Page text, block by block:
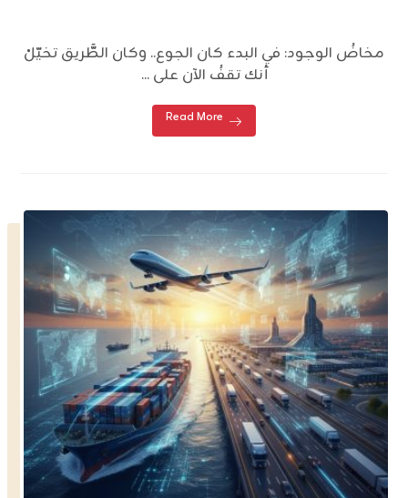
مخاضُ الوجود: في البدء كان الجوع.. وكان الطَّريق تخيّلْ
أنك تقفُ الآن على ...
Read More